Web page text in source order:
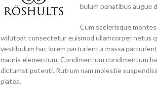
bulum penatibus augue
Cum scelerisque
volutpat consectetur euismod ullamcorper netus
vestibulum hac lorem parturient a massa
mauris elementum. Condimentum condimentum
dictumst potenti. Rutrum nam molestie
platea.